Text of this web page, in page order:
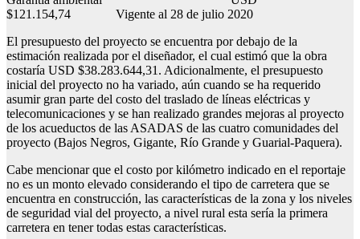
$121.154,74 Vigente al 28 de julio 2020
El presupuesto del proyecto se encuentra por debajo de la
estimación realizada por el diseñador, el cual estimó que la obra
costaría USD $38.283.644,31. Adicionalmente, el presupuesto
inicial del proyecto no ha variado, aún cuando se ha requerido
asumir gran parte del costo del traslado de líneas eléctricas y
telecomunicaciones y se han realizado grandes mejoras al proyecto
de los acueductos de las ASADAS de las cuatro comunidades del
proyecto (Bajos Negros, Gigante, Río Grande y Guarial-Paquera).
Cabe mencionar que el costo por kilómetro indicado en el reportaje
no es un monto elevado considerando el tipo de carretera que se
encuentra en construcción, las características de la zona y los niveles
de seguridad vial del proyecto, a nivel rural esta sería la primera
carretera en tener todas estas características.